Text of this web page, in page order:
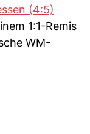
(4:5)
1:1-Remis
WM-